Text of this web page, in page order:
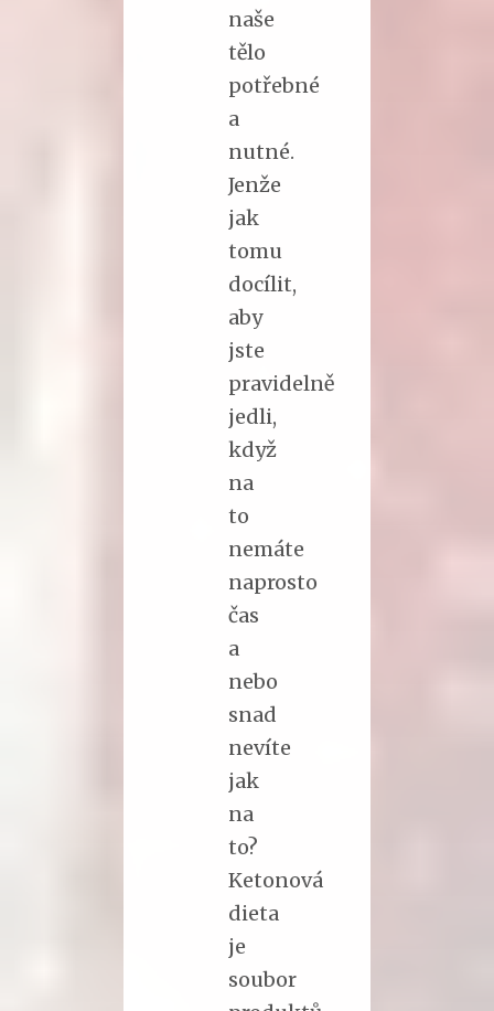
naše
tělo
potřebné
a
nutné.
Jenže
jak
tomu
docílit,
aby
jste
pravidelně
jedli,
když
na
to
nemáte
naprosto
čas
a
nebo
snad
nevíte
jak
na
to?
Ketonová
dieta
je
soubor